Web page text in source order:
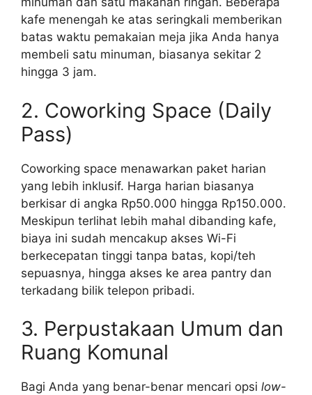
kafe menengah ke atas seringkali memberikan
batas waktu pemakaian meja jika Anda hanya
membeli satu minuman, biasanya sekitar 2
hingga 3 jam.
2. Coworking Space (Daily
Pass)
Coworking space menawarkan paket harian
yang lebih inklusif. Harga harian biasanya
berkisar di angka Rp50.000 hingga Rp150.000.
Meskipun terlihat lebih mahal dibanding kafe,
biaya ini sudah mencakup akses Wi-Fi
berkecepatan tinggi tanpa batas, kopi/teh
sepuasnya, hingga akses ke area pantry dan
terkadang bilik telepon pribadi.
3. Perpustakaan Umum dan
Ruang Komunal
Bagi Anda yang benar-benar mencari opsi low-